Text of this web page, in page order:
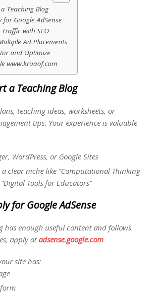
Teaching Blog
for Google AdSense
with SEO
Ad Placements
and Optimize
www.kruaof.com
a Teaching Blog
teaching ideas, worksheets, or
tips. Your experience is valuable
WordPress, or Google Sites
a clear niche like “Computational Thinking
Tools for Educators”
for Google AdSense
has enough useful content and follows
apply atadsense.google.com
site has: